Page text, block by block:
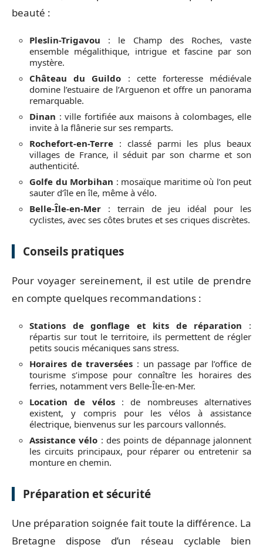
beauté :
Pleslin-Trigavou : le Champ des Roches, vaste
ensemble mégalithique, intrigue et fascine par son
mystère.
Château du Guildo : cette forteresse médiévale
domine l’estuaire de l’Arguenon et offre un panorama
remarquable.
Dinan : ville fortifiée aux maisons à colombages, elle
invite à la flânerie sur ses remparts.
Rochefort-en-Terre : classé parmi les plus beaux
villages de France, il séduit par son charme et son
authenticité.
Golfe du Morbihan : mosaïque maritime où l’on peut
sauter d’île en île, même à vélo.
Belle-Île-en-Mer : terrain de jeu idéal pour les
cyclistes, avec ses côtes brutes et ses criques discrètes.
Conseils pratiques
Pour voyager sereinement, il est utile de prendre
en compte quelques recommandations :
Stations de gonflage et kits de réparation :
répartis sur tout le territoire, ils permettent de régler
petits soucis mécaniques sans stress.
Horaires de traversées : un passage par l’office de
tourisme s’impose pour connaître les horaires des
ferries, notamment vers Belle-Île-en-Mer.
Location de vélos: de nombreuses alternatives
existent, y compris pour les vélos à assistance
électrique, bienvenus sur les parcours vallonnés.
Assistance vélo : des points de dépannage jalonnent
les circuits principaux, pour réparer ou entretenir sa
monture en chemin.
Préparation et sécurité
Une préparation soignée fait toute la différence. La
Bretagne dispose d’un réseau cyclable bien